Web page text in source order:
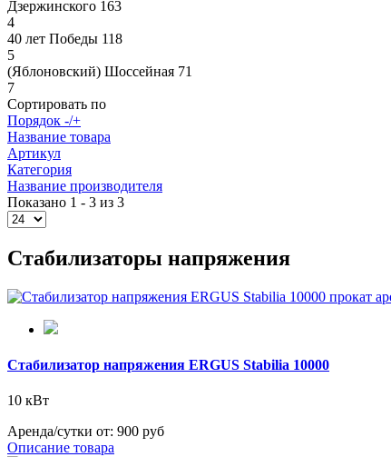
Дзержинского 163
4
40 лет Победы 118
5
(Яблоновский) Шоссейная 71
7
Сортировать по
Порядок -/+
Название товара
Артикул
Категория
Название производителя
Показано 1 - 3 из 3
Стабилизаторы напряжения
Стабилизатор напряжения ERGUS Stabilia 10000
10 кВт
Аренда/сутки от: 900 руб
Описание товара